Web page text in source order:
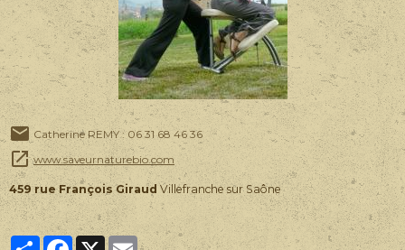
Catherine REMY : 06 31 68 46 36
www.saveurnaturebio.com
459 rue François Giraud Villefranche sur Saône
PartagerFacebook
X Email